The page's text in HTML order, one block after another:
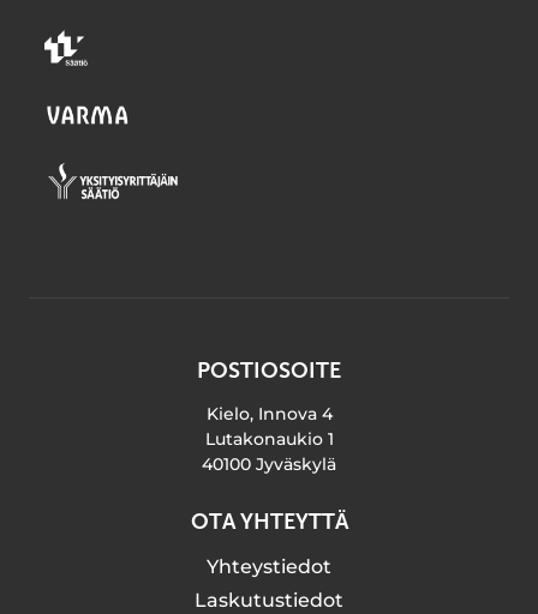
POSTIOSOITE
Kielo, Innova 4
Lutakonaukio 1
40100 Jyväskylä
OTA YHTEYTTÄ
Yhteystiedot
Laskutustiedot